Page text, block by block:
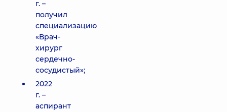
г. –
получил
специализацию
«Врач-
хирург
сердечно-
сосудистый»;
2022
г. –
аспирант